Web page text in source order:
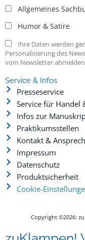
Allgemeines
Humor & Satire
Ihre Daten werden
Personalisierung des
vom Newsletter
Service & Infos
Presseservice
Service für Handel
Infos zur
Praktikumsstellen
Kontakt &
Impressum
Datenschutz
Produktsicherheit
Cookie-
Copyright ©2026: